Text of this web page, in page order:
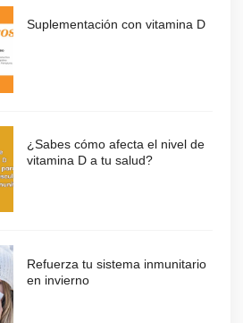
Suplementación con vitamina D
¿Sabes cómo afecta el nivel de
vitamina D a tu salud?
Refuerza tu sistema inmunitario
en invierno